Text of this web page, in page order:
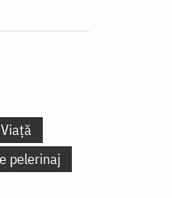
Viață
pelerinaj